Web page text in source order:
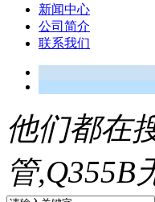
新闻中心
公司简介
联系我们
他们都在
管,Q355B